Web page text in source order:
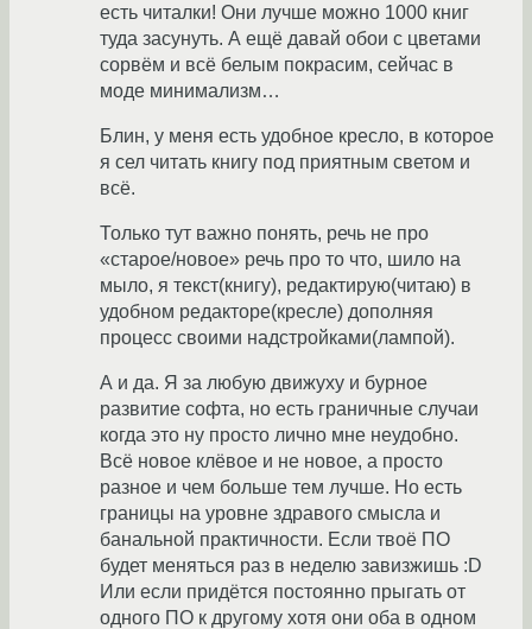
есть читалки! Они лучше можно 1000 книг
туда засунуть. А ещё давай обои с цветами
сорвём и всё белым покрасим, сейчас в
моде минимализм…
Блин, у меня есть удобное кресло, в которое
я сел читать книгу под приятным светом и
всё.
Только тут важно понять, речь не про
«старое/новое» речь про то что, шило на
мыло, я текст(книгу), редактирую(читаю) в
удобном редакторе(кресле) дополняя
процесс своими надстройками(лампой).
А и да. Я за любую движуху и бурное
развитие софта, но есть граничные случаи
когда это ну просто лично мне неудобно.
Всё новое клёвое и не новое, а просто
разное и чем больше тем лучше. Но есть
границы на уровне здравого смысла и
банальной практичности. Если твоё ПО
будет меняться раз в неделю завизжишь :D
Или если придётся постоянно прыгать от
одного ПО к другому хотя они оба в одном